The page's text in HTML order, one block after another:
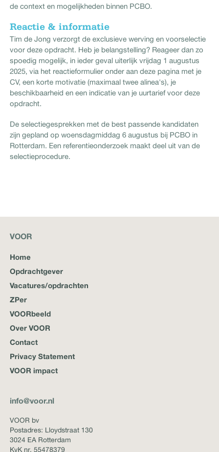
de context en mogelijkheden binnen PCBO.
Reactie & informatie
Tim de Jong verzorgt de exclusieve werving en voorselectie
voor deze opdracht. Heb je belangstelling? Reageer dan zo
spoedig mogelijk, in ieder geval uiterlijk vrijdag 1 augustus
2025, via het reactieformulier onder aan deze pagina met je
CV, een korte motivatie (maximaal twee alinea's), je
beschikbaarheid en een indicatie van je uurtarief voor deze
opdracht.
De selectiegesprekken met de best passende kandidaten
zijn gepland op woensdagmiddag 6 augustus bij PCBO in
Rotterdam. Een referentieonderzoek maakt deel uit van de
selectieprocedure.
VOOR
Home
Opdrachtgever
Vacatures/opdrachten
ZPer
VOORbeeld
Over VOOR
Contact
Privacy Statement
VOOR impact
info@voor.nl
VOOR bv
Postadres: Lloydstraat 130
3024 EA Rotterdam
KvK nr. 55478379